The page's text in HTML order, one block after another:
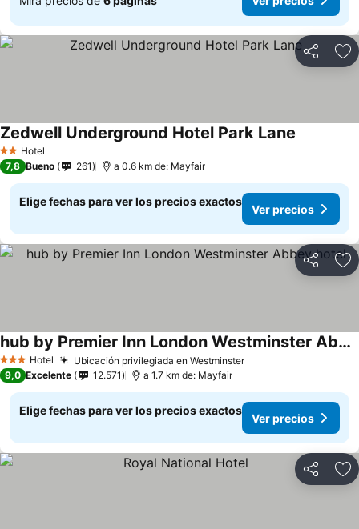
Compartir
2 Estrellas
Hotel
Zedwell Underground Hotel Park Lane
7,8 Bueno 261 a 0.6 km de: Mayfair
Elige fechas para ver los precios exactos
Ver precios
Compartir
3 Estrellas
Hotel Ubicación privilegiada en WestminsterVer precios
hub by Premier Inn London Westminster Abbey hotel
Ver precios
9,0 Excelente 12.571 a 1.7 km de: Mayfair
Elige fechas para ver los precios exactos
Ver precios
Compartir